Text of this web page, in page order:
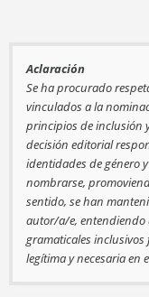
Aclaración
Se ha procurado
vinculados a la
principios de inclusión
decisión editorial
identidades de género
nombrarse,
sentido, se han
autor/a/e, entendiendo
gramaticales
legítima y necesaria en